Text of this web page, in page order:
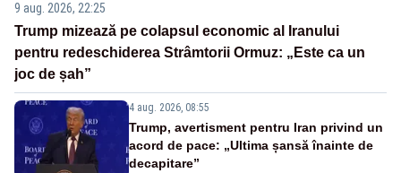
9 aug. 2026, 22:25
Trump mizează pe colapsul economic al Iranului
pentru redeschiderea Strâmtorii Ormuz: „Este ca un
joc de șah”
4 aug. 2026, 08:55
Trump, avertisment pentru Iran privind un
acord de pace: „Ultima șansă înainte de
decapitare”